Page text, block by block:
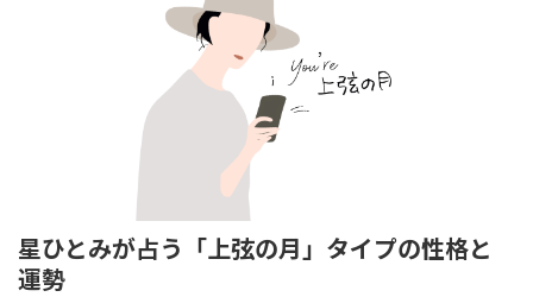
星ひとみが占う「上弦の月」タイプの性格と
運勢